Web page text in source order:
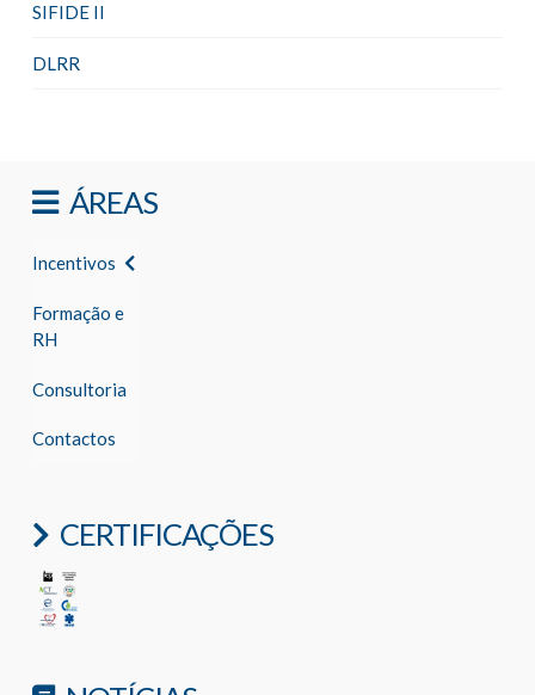
SIFIDE II
DLRR
ÁREAS
Incentivos
Formação e
RH
Consultoria
Contactos
CERTIFICAÇÕES